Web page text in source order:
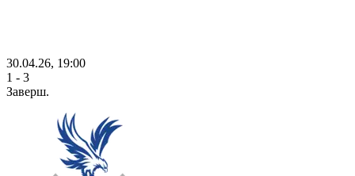
30.04.26, 19:00
1 - 3
Заверш.